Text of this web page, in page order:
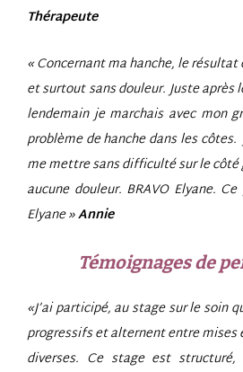
Thérapeute
« Concernant ma hanche, le
et surtout sans douleur. Juste
lendemain je marchais avec mon
problème de hanche dans les
me mettre sans difficulté sur le côté
aucune douleur. BRAVO Elyane.
Elyane »Annie
Témoignages de
«J’ai participé, au stage sur le soin
progressifs et alternent entre mises
diverses. Ce stage est